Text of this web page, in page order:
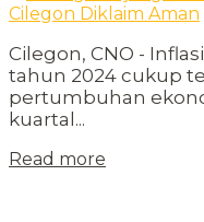
Cilegon, CNO -
tahun 2024 cukup
pertumbuhan
kuartal...
Read more